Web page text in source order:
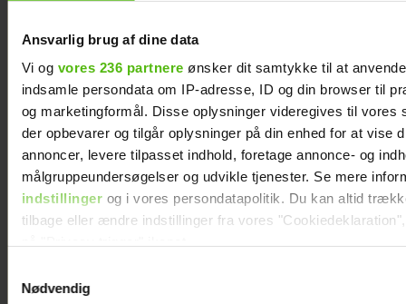
Ansvarlig brug af dine data
Vi og vores 236 partnere ønsker dit samtykke til at
indsamle persondata om IP-adresse, ID og din browser til
og marketingformål. Disse oplysninger videregives til vores
der opbevarer og tilgår oplysninger på din enhed for at vise
annoncer, levere tilpasset indhold, foretage annonce- og
målgruppeundersøgelser og udvikle tjenester. Se mere
indstillingerog i vores persondatapolitik. Du kan altid
tilbage eller ændre indstillinger fra vores
Dine valg anvendes på hele websitet.
Nødvendig